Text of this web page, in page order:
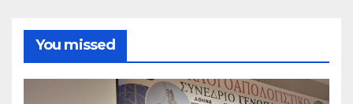
You missed